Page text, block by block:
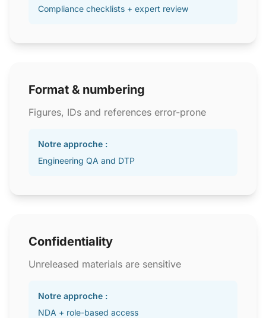
Compliance checklists + expert review
Format & numbering
Figures, IDs and references error-prone
Notre approche :
Engineering QA and DTP
Confidentiality
Unreleased materials are sensitive
Notre approche :
NDA + role-based access